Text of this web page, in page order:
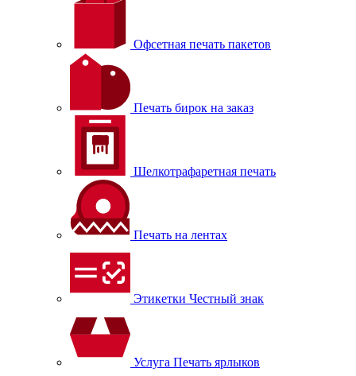
Офсетная печать пакетов
Печать бирок на заказ
Шелкотрафаретная печать
Печать на лентах
Этикетки Честный знак
Услуга Печать ярлыков